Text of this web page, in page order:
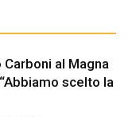
al Magna
scelto la